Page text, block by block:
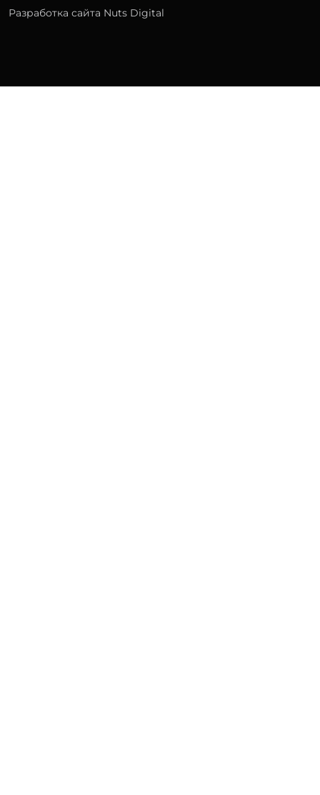
Разработка сайта Nuts Digital